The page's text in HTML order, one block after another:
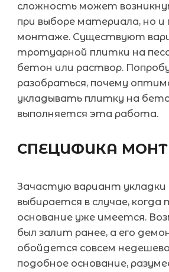
сложность может
при выборе материала, но и
монтаже. Существуют
тротуарной плитки на
бетон или раствор.
разобраться, почему
укладывать плитку на
выполняется эта работа.
СПЕЦИФИКА
Зачастую вариант
выбирается в случае, когда
основание уже имеется.
был залит ранее, а его
обойдется совсем
подобное основание,